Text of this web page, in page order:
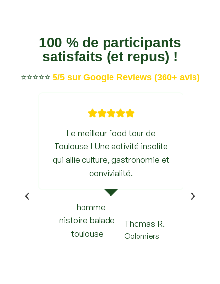
100 % de participants
satisfaits (et repus) !
⭐​⭐​⭐​⭐​⭐​ 5/5 sur Google Reviews (360+ avis)
Le meilleur food tour de
Toulouse ! Une activité insolite
qui allie culture, gastronomie et
convivialité.
Thomas R.
Colomiers